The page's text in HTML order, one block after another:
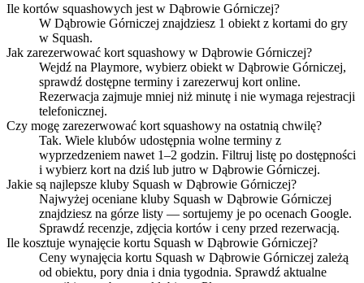
Ile kortów squashowych jest w Dąbrowie Górniczej?
W Dąbrowie Górniczej znajdziesz 1 obiekt z kortami do gry
w Squash.
Jak zarezerwować kort squashowy w Dąbrowie Górniczej?
Wejdź na Playmore, wybierz obiekt w Dąbrowie Górniczej,
sprawdź dostępne terminy i zarezerwuj kort online.
Rezerwacja zajmuje mniej niż minutę i nie wymaga rejestracji
telefonicznej.
Czy mogę zarezerwować kort squashowy na ostatnią chwilę?
Tak. Wiele klubów udostępnia wolne terminy z
wyprzedzeniem nawet 1–2 godzin. Filtruj listę po dostępności
i wybierz kort na dziś lub jutro w Dąbrowie Górniczej.
Jakie są najlepsze kluby Squash w Dąbrowie Górniczej?
Najwyżej oceniane kluby Squash w Dąbrowie Górniczej
znajdziesz na górze listy — sortujemy je po ocenach Google.
Sprawdź recenzje, zdjęcia kortów i ceny przed rezerwacją.
Ile kosztuje wynajęcie kortu Squash w Dąbrowie Górniczej?
Ceny wynajęcia kortu Squash w Dąbrowie Górniczej zależą
od obiektu, pory dnia i dnia tygodnia. Sprawdź aktualne